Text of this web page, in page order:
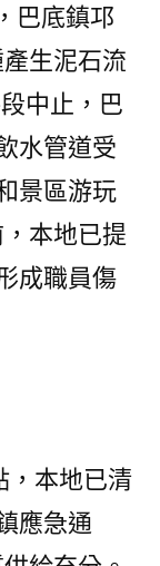
巴底鎮邛
生泥石流
中止，巴
水管道受
景區游玩
本地已提
成職員傷
，本地已清
應急通